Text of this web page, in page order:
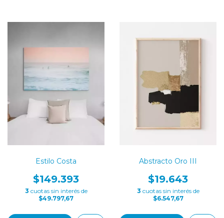
Estilo Costa
$149.393
3 cuotas sin interés de
$49.797,67
Abstracto Oro III
$19.643
3 cuotas sin interés de
$6.547,67